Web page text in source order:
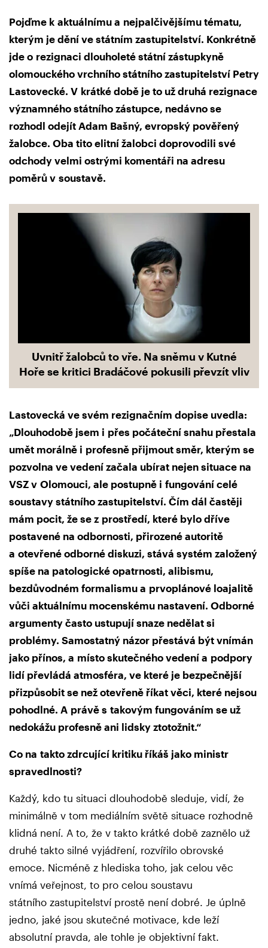
Pojďme k aktuálnímu a nejpalčivějšímu tématu,
kterým je dění ve státním zastupitelství. Konkrétně
jde o rezignaci dlouholeté státní zástupkyně
olomouckého vrchního státního zastupitelství Petry
Lastovecké. V krátké době je to už druhá rezignace
významného státního zástupce, nedávno se
rozhodl odejít Adam Bašný, evropský pověřený
žalobce. Oba tito elitní žalobci doprovodili své
odchody velmi ostrými komentáři na adresu
poměrů v soustavě.
Uvnitř žalobců to vře. Na sněmu v Kutné
Hoře se kritici Bradáčové pokusili převzít vliv
Lastovecká ve svém rezignačním dopise uvedla:
„Dlouhodobě jsem i přes počáteční snahu přestala
umět morálně i profesně přijmout směr, kterým se
pozvolna ve vedení začala ubírat nejen situace na
VSZ v Olomouci, ale postupně i fungování celé
soustavy státního zastupitelství. Čím dál častěji
mám pocit, že se z prostředí, které bylo dříve
postavené na odbornosti, přirozené autoritě
a otevřené odborné diskuzi, stává systém založený
spíše na patologické opatrnosti, alibismu,
bezdůvodném formalismu a prvoplánové loajalitě
vůči aktuálnímu mocenskému nastavení. Odborné
argumenty často ustupují snaze nedělat si
problémy. Samostatný názor přestává být vnímán
jako přínos, a místo skutečného vedení a podpory
lidí převládá atmosféra, ve které je bezpečnější
přizpůsobit se než otevřeně říkat věci, které nejsou
pohodlné. A právě s takovým fungováním se už
nedokážu profesně ani lidsky ztotožnit.“
Co na takto zdrcující kritiku říkáš jako ministr
spravedlnosti?
Každý, kdo tu situaci dlouhodobě sleduje, vidí, že
minimálně v tom mediálním světě situace rozhodně
klidná není. A to, že v takto krátké době zaznělo už
druhé takto silné vyjádření, rozvířilo obrovské
emoce. Nicméně z hlediska toho, jak celou věc
vnímá veřejnost, to pro celou soustavu
státního zastupitelství prostě není dobré. Je úplně
jedno, jaké jsou skutečné motivace, kde leží
absolutní pravda, ale tohle je objektivní fakt.